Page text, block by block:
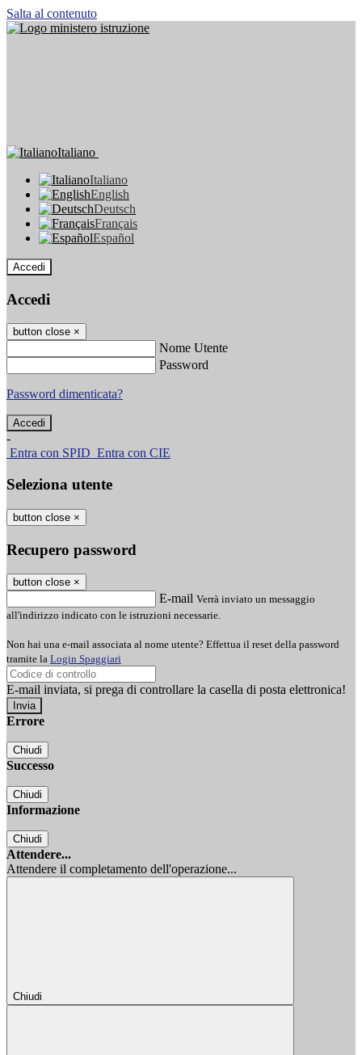
Salta al contenuto
Italiano
Italiano
English
Deutsch
Français
Español
Accedi
Accedi
button close ×
Nome Utente
Password
Password dimenticata?
-
Entra con SPID Entra con CIE
Seleziona utente
button close ×
Recupero password
button close ×
E-mail Verrà inviato un messaggio
all'indirizzo indicato con le istruzioni necessarie.
Non hai una e-mail associata al nome utente? Effettua il reset della password
tramite la Login Spaggiari
E-mail inviata, si prega di controllare la casella di posta elettronica!
Errore
Chiudi
Successo
Chiudi
Informazione
Chiudi
Attendere...
Attendere il completamento dell'operazione...
Chiudi